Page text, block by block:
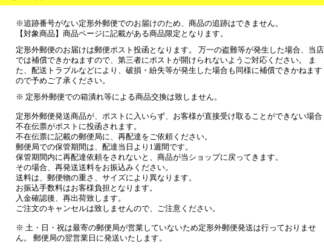
※追跡番号がない定形外郵便でのお届けのため、商品の追跡はできません。
【対象商品】商品ページに記載がある商品限定となります。
定形外郵便のお届けは郵便ポスト投函となります。 万一の盗難等が発生した場合、当店
では補償できかねますので、第三者にポストが開けられないようご対応ください。 ま
た、配送トラブルなどにより、破損・紛失等が発生した場合も同様に補償できかねます
ので予めご了承ください。
※ 定形外郵便での箱潰れ等による商品交換は致しません。
定形外郵便発送商品が、ポストに入いらず、お客様が直接受け取ることができない場合
不在伝票がポストに投函されます。
不在伝票に記載の郵便局に、再配達をご依頼ください。
郵便局での保管期間は、配達当日より1週間です。
保管期間内に再配達依頼をされないと、商品が当ショップに戻ってきます。
その場合、再発送送料をお振込みください。
送料は、郵便物の重さ、サイズにより異なります。
お振込手数料はお客様負担となります。
入金確認後、再出荷致します。
ご注文のキャンセルは致しませんので、ご注意ください。
※ 土・日・祝は最寄の郵便局が営業していないため定形外郵便発送は行っておりませ
ん。 郵便局の翌営業日に発送いたします。